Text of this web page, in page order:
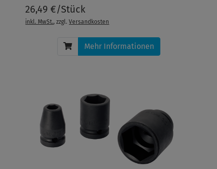
26,49 €/Stück
inkl. MwSt., zzgl.Versandkosten
Mehr Informationen